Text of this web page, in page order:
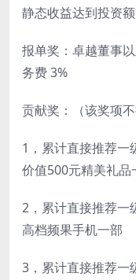
静态收益达到投资
报单奖：卓越董事
务费 3%
贡献奖：（该奖项不
1，累计直接推荐一
价值500元精美礼品
2，累计直接推荐一
高档频果手机一部
3，累计直接推荐一